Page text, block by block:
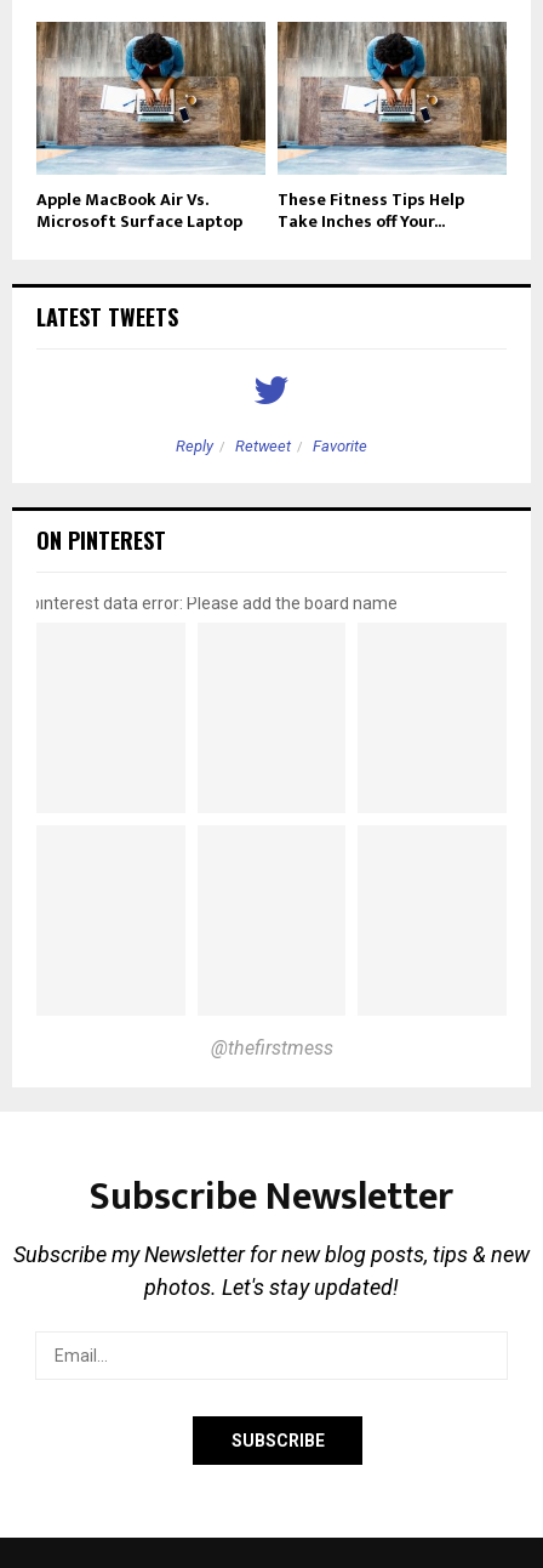
Apple MacBook Air Vs.
Microsoft Surface Laptop
These Fitness Tips Help
Take Inches off Your...
LATEST TWEETS
Reply Retweet Favorite
ON PINTEREST
pinterest data error: Please add the board name
@thefirstmess
Subscribe Newsletter
Subscribe my Newsletter for new blog posts, tips & new
photos. Let's stay updated!